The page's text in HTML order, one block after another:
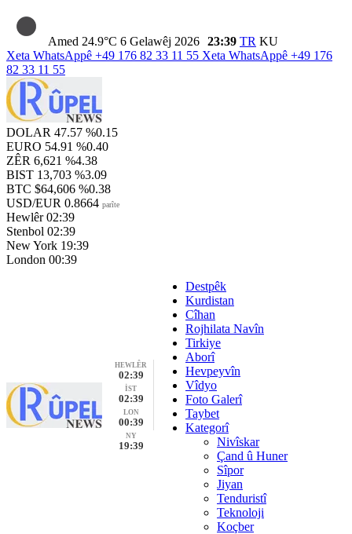
Amed 24.9°C 6 Gelawêj 2026 23:39 TR KU
Xeta WhatsAppê +49 176 82 33 11 55 Xeta WhatsAppê +49 176
82 33 11 55
DOLAR 47.57 %0.15
EURO 54.91 %0.40
ZÊR 6,621 %4.38
BIST 13,703 %3.09
BTC $64,606 %0.38
USD/EUR 0.8664 parîte
Hewlêr 02:39
Stenbol 02:39
New York 19:39
London 00:39
HEWLÊR
02:39
İST
02:39
LON
00:39
NY
19:39
Destpêk
Kurdistan
Cîhan
Rojhilata Navîn
Tirkiye
Aborî
Hevpeyvîn
Vîdyo
Foto Galerî
Taybet
Kategorî
Nivîskar
Çand û Huner
Sîpor
Jiyan
Tenduristî
Teknoloji
Koçber